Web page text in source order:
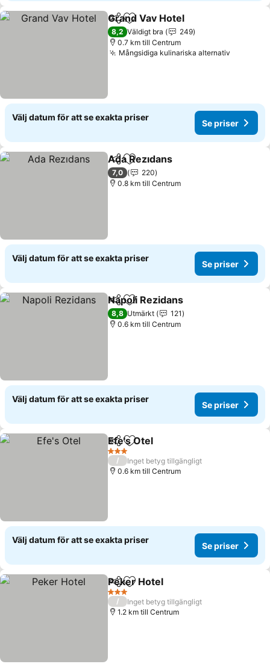
Dela Lägg till i Mina Favoriter
Grand Vav Hotel
8,2 Väldigt bra
249
0.7 km till Centrum
Mångsidiga kulinariska alternativ
Välj datum för att se exakta priser
Se priser
Dela Lägg till i Mina Favoriter
Ada Rezıdans
7,0
220
0.8 km till Centrum
Välj datum för att se exakta priser
Se priser
Dela Lägg till i Mina Favoriter
Napoli Rezidans
8,8 Utmärkt
121
0.6 km till Centrum
Välj datum för att se exakta priser
Se priser
Dela Lägg till i Mina Favoriter
Efe's Otel
3 Stjärnor
/
Inget betyg tillgängligt
0.6 km till Centrum
Välj datum för att se exakta priser
Se priser
Dela Lägg till i Mina Favoriter
Peker Hotel
3 Stjärnor
/
Inget betyg tillgängligt
1.2 km till Centrum